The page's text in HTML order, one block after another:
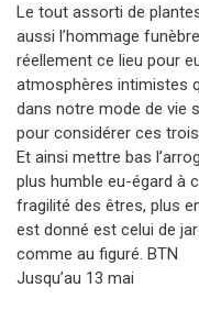
Le tout assorti de
aussi l’hommage
réellement ce lieu pour
atmosphères intimistes
dans notre mode de vie
pour considérer ces
Et ainsi mettre bas
plus humble eu-égard à
fragilité des êtres, plus
est donné est celui de
comme au figuré. BTN
Jusqu’au 13 mai